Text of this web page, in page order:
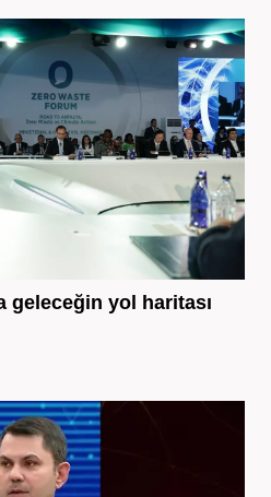
geleceğin yol haritası